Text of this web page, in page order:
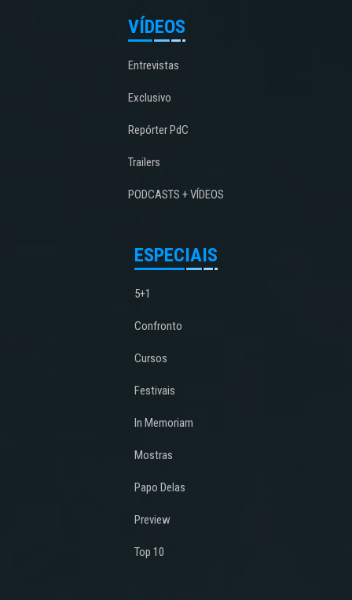
VÍDEOS
Entrevistas
Exclusivo
Repórter PdC
Trailers
PODCASTS + VÍDEOS
ESPECIAIS
5+1
Confronto
Cursos
Festivais
In Memoriam
Mostras
Papo Delas
Preview
Top 10